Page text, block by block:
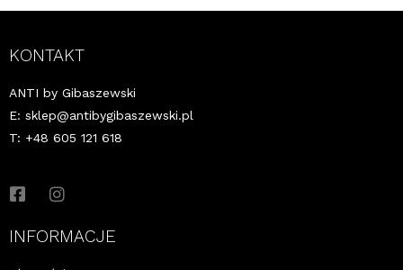
KONTAKT
ANTI by Gibaszewski
E: sklep@antibygibaszewski.pl
T: +48 605 121 618
INFORMACJE